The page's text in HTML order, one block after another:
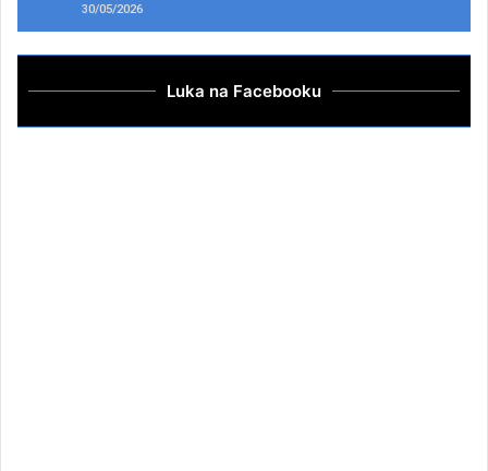
30/05/2026
Luka na Facebooku